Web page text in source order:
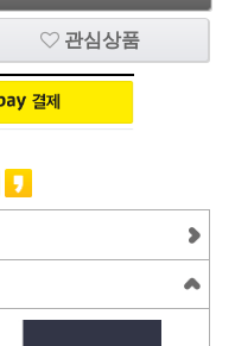
관심상품